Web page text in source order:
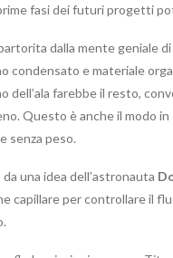
fasi dei futuri progetti
dalla mente geniale di
condensato e materiale
dell’ala farebbe il resto,
Questo è anche il modo
senza peso.
una idea dell’astronauta
capillare per controllare il